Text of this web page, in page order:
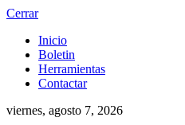
Cerrar
Inicio
Boletin
Herramientas
Contactar
viernes, agosto 7, 2026